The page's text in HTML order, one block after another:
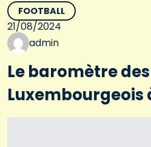
FOOTBALL
21/08/2024
admin
Le baromètre des
Luxembourgeois